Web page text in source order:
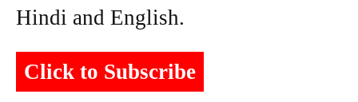
Hindi and English.
Click to Subscribe